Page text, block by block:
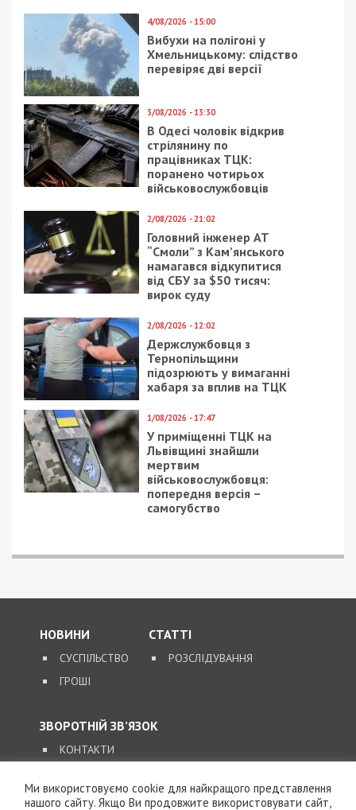
4/08/2026 - 15:00
Вибухи на полігоні у
Хмельницькому: слідство
перевіряє дві версії
3/08/2026 - 13:30
В Одесі чоловік відкрив
стрілянину по
працівниках ТЦК:
поранено чотирьох
військовослужбовців
2/08/2026 - 21:02
Головний інженер АТ
“Смоли” з Кам’янського
намагався відкупитися
від СБУ за $50 тисяч:
вирок суду
2/08/2026 - 12:02
Держслужбовця з
Тернопільщини
підозрюють у вимаганні
хабаря за вплив на ТЦК
1/08/2026 - 17:47
У приміщенні ТЦК на
Львівщині знайшли
мертвим
військовослужбовця:
попередня версія –
самогубство
НОВИНИ
СУСПІЛЬСТВО
ГРОШІ
СТАТТІ
РОЗСЛІДУВАННЯ
ЗВОРОТНІЙ ЗВ’ЯЗОК
КОНТАКТИ
SUPPORT@49000.COM.UA
Ми використовуємо cookie для найкращого представлення
нашого сайту. Якщо Ви продовжите використовувати сайт,